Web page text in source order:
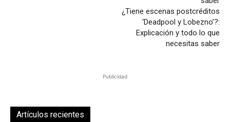
¿Tiene escenas postcréditos
‘Deadpool y Lobezno’?:
Explicación y todo lo que
necesitas saber
Publicidad
Artículos recientes